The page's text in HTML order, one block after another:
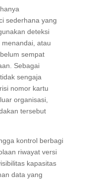
sederhana yang
deteksi
atau
sempat
Sebagai
sengaja
nomor kartu
organisasi,
tersebut
kontrol berbagi
riwayat versi
kapasitas
data yang